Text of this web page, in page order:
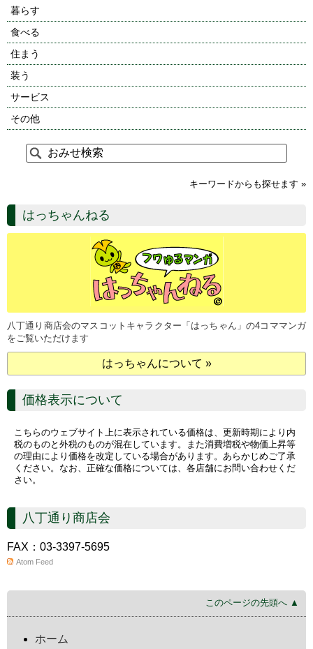
暮らす
食べる
住まう
装う
サービス
その他
キーワードからも探せます »
はっちゃんねる
八丁通り商店会のマスコットキャラクター「はっちゃん」の4コママンガ
をご覧いただけます
はっちゃんについて »
価格表示について
こちらのウェブサイト上に表示されている価格は、更新時期により内
税のものと外税のものが混在しています。また消費増税や物価上昇等
の理由により価格を改定している場合があります。あらかじめご了承
ください。なお、正確な価格については、各店舗にお問い合わせくだ
さい。
八丁通り商店会
FAX：03-3397-5695
Atom Feed
このページの先頭へ ▲
ホーム